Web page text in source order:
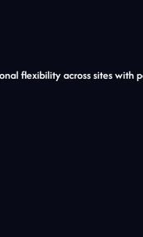
flexibility across sites with